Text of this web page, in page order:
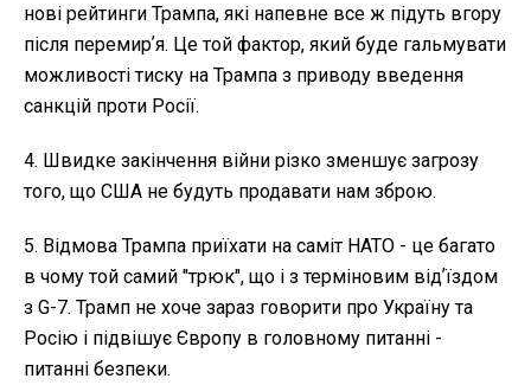
нові рейтинги Трампа, які напевне все ж підуть вгору
після перемирʼя. Це той фактор, який буде гальмувати
можливості тиску на Трампа з приводу введення
санкцій проти Росії.
4. Швидке закінчення війни різко зменшує загрозу
того, що США не будуть продавати нам зброю.
5. Відмова Трампа приїхати на саміт НАТО - це багато
в чому той самий "трюк", що і з терміновим відʼїздом
з G-7. Трамп не хоче зараз говорити про Україну та
Росію і підвішує Європу в головному питанні -
питанні безпеки.